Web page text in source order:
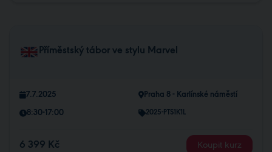
Příměstský tábor ve stylu Marvel
7.7.2025 Praha 8 - Karlínské náměstí
8:30-17:00 2025-PTS1K1L
6 399 Kč Koupit kurz